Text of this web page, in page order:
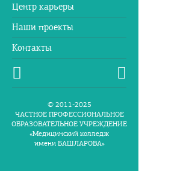
Центр карьеры
Наши проекты
Контакты
© 2011-2025
ЧАСТНОЕ ПРОФЕССИОНАЛЬНОЕ
ОБРАЗОВАТЕЛЬНОЕ УЧРЕЖДЕНИЕ
«Медицинский колледж
имени БАШЛАРОВА»